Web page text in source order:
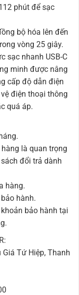
phút để sạc
bộ hóa lên đến
vòng 25 giây.
sạc nhanh USB-C
minh được nâng
cấp độ dẫn điện
điện thoại thông
quá áp.
là quan trọng
đổi trả dành
hàng.
hành.
bảo hành tại
Tứ Hiệp, Thanh